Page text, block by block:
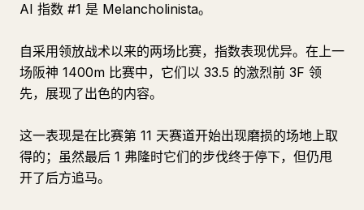
AI 指数 #1 是 Melancholinista。
自采用领放战术以来的两场比赛，指数表现优异。在上一
场阪神 1400m 比赛中，它们以 33.5 的激烈前 3F 领
先，展现了出色的内容。
这一表现是在比赛第 11 天赛道开始出现磨损的场地上取
得的；虽然最后 1 弗隆时它们的步伐终于停下，但仍甩
开了后方追马。